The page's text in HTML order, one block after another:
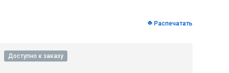
Распечатать
Доступно к заказу